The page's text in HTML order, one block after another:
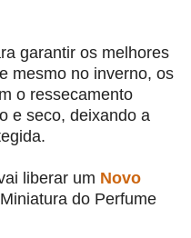
garantir os melhores
mesmo no inverno, os
o ressecamento
e seco, deixando a
liberar um Novo
do Perfume